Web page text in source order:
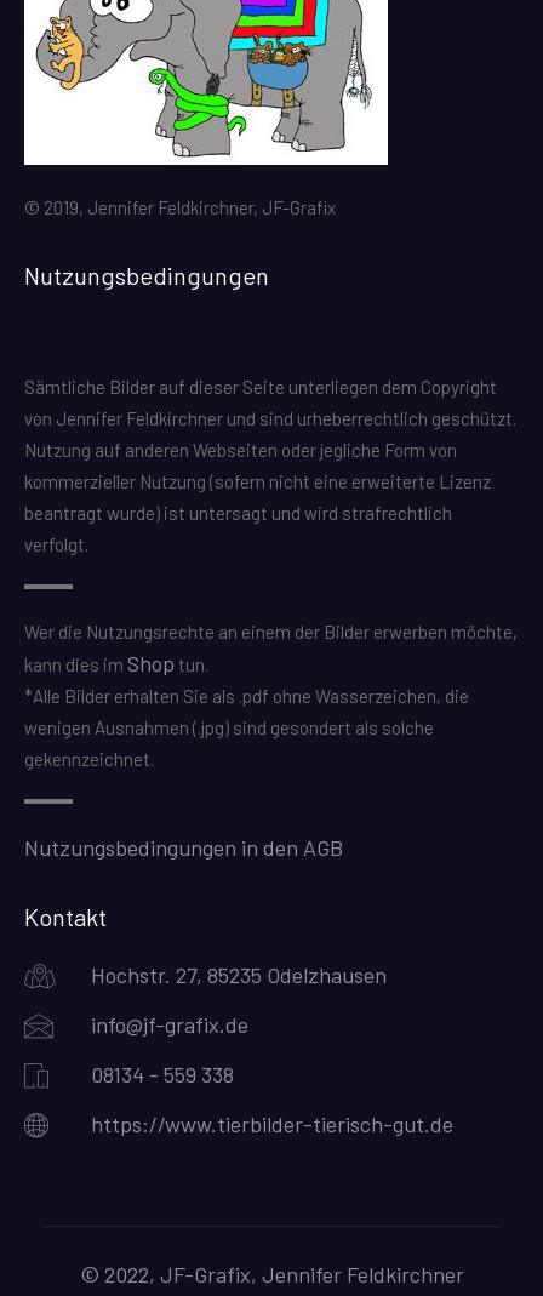
© 2019, Jennifer Feldkirchner, JF-Grafix
Nutzungsbedingungen
Sämtliche Bilder auf dieser Seite unterliegen dem Copyright
von Jennifer Feldkirchner und sind urheberrechtlich geschützt.
Nutzung auf anderen Webseiten oder jegliche Form von
kommerzieller Nutzung (sofern nicht eine erweiterte Lizenz
beantragt wurde) ist untersagt und wird strafrechtlich
verfolgt.
Wer die Nutzungsrechte an einem der Bilder erwerben möchte,
kann dies im Shop tun.
*Alle Bilder erhalten Sie als .pdf ohne Wasserzeichen, die
wenigen Ausnahmen (.jpg) sind gesondert als solche
gekennzeichnet.
Nutzungsbedingungen in den AGB
Kontakt
Hochstr. 27, 85235 Odelzhausen
info@jf-grafix.de
08134 - 559 338
https://www.tierbilder-tierisch-gut.de
© 2022, JF-Grafix, Jennifer Feldkirchner